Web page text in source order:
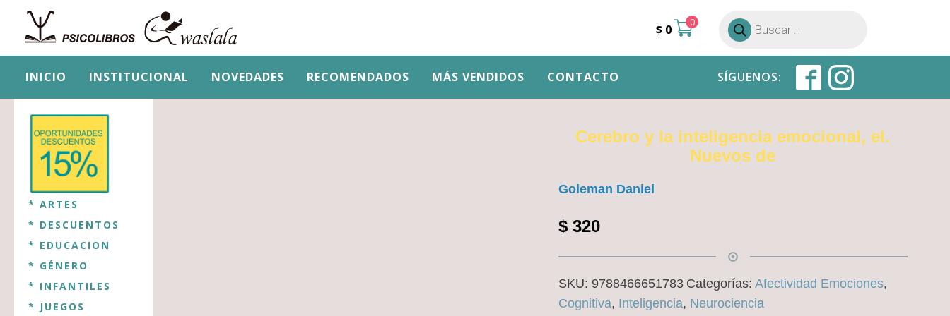
$ 0 0
Búsqueda
de
productos
INICIO INSTITUCIONAL NOVEDADES RECOMENDADOS MÁS VENDIDOS CONTACTO SÍGUENOS:
* ARTES
* DESCUENTOS
* EDUCACION
* GÉNERO
* INFANTILES
* JUEGOS
Cerebro y la inteligencia emocional, el.
Nuevos de
Goleman Daniel
$320
SKU: 9788466651783 Categorías: Afectividad Emociones,
Cognitiva, Inteligencia, Neurociencia